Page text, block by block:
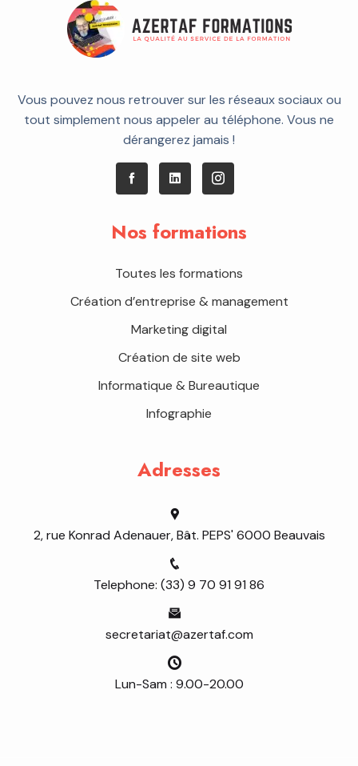
Vous pouvez nous retrouver sur les réseaux sociaux ou
tout simplement nous appeler au téléphone. Vous ne
dérangerez jamais !
Nos formations
Toutes les formations
Création d’entreprise & management
Marketing digital
Création de site web
Informatique & Bureautique
Infographie
Adresses
2, rue Konrad Adenauer, Bât. PEPS' 6000 Beauvais
Telephone: (33) 9 70 91 91 86
secretariat@azertaf.com
Lun-Sam : 9.00-20.00